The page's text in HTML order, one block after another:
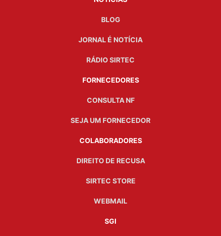
BLOG
JORNAL É NOTÍCIA
RÁDIO SIRTEC
FORNECEDORES
CONSULTA NF
SEJA UM FORNECEDOR
COLABORADORES
DIREITO DE RECUSA
SIRTEC STORE
WEBMAIL
SGI